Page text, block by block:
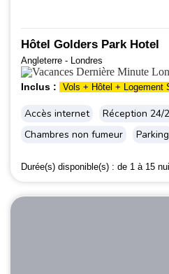
Hôtel Golders Park Hotel
Angleterre - Londres
Inclus : Vols + Hôtel + Logement
Accès internet
Réception 24/
Chambres non fumeur
Parking
Durée(s) disponible(s) : de 1 à 15